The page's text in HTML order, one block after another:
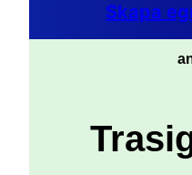
Skapa